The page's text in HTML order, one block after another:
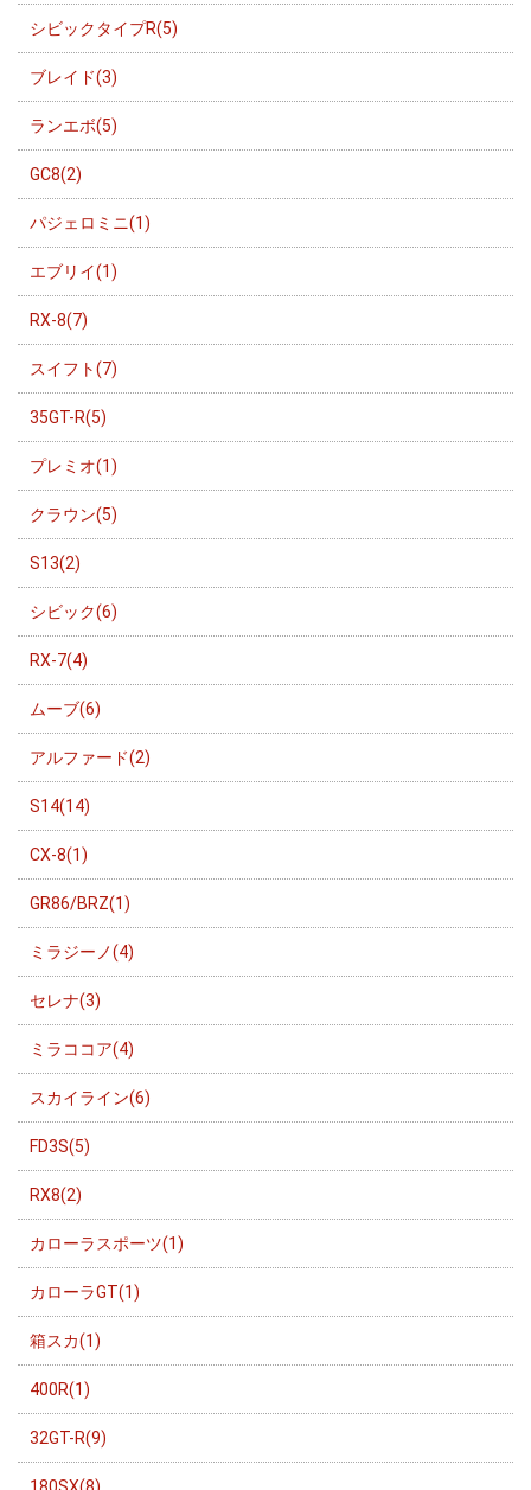
シビックタイプR(5)
ブレイド(3)
ランエボ(5)
GC8(2)
パジェロミニ(1)
エブリイ(1)
RX-8(7)
スイフト(7)
35GT-R(5)
プレミオ(1)
クラウン(5)
S13(2)
シビック(6)
RX-7(4)
ムーブ(6)
アルファード(2)
S14(14)
CX-8(1)
GR86/BRZ(1)
ミラジーノ(4)
セレナ(3)
ミラココア(4)
スカイライン(6)
FD3S(5)
RX8(2)
カローラスポーツ(1)
カローラGT(1)
箱スカ(1)
400R(1)
32GT-R(9)